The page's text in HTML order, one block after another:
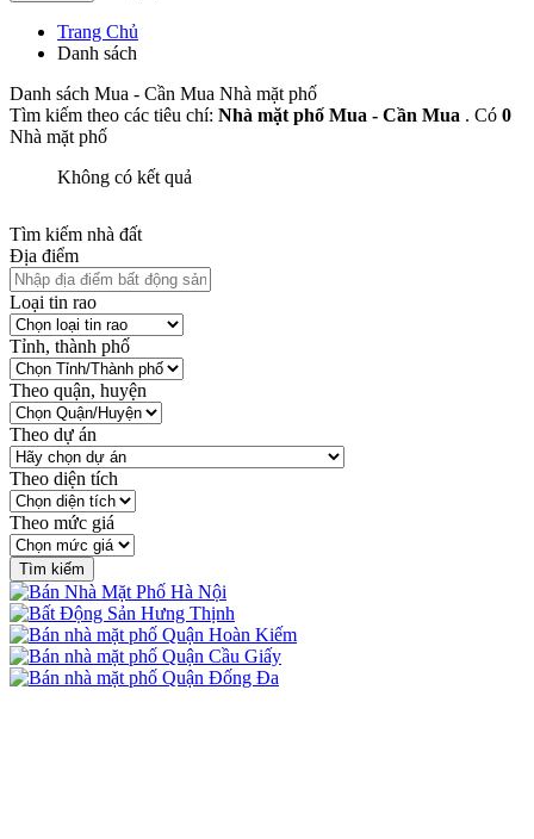
Trang Chủ
Danh sách
Danh sách Mua - Cần Mua Nhà mặt phố
Tìm kiếm theo các tiêu chí: Nhà mặt phố Mua - Cần Mua . Có 0
Nhà mặt phố
Không có kết quả
Tìm kiếm nhà đất
Địa điểm
Loại tin rao
Tỉnh, thành phố
Theo quận, huyện
Theo dự án
Theo diện tích
Theo mức giá